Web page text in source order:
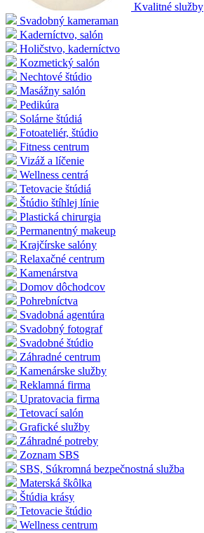
Kvalitné služby
Svadobný kameraman
Kaderníctvo, salón
Holičstvo, kaderníctvo
Kozmetický salón
Nechtové štúdio
Masážny salón
Pedikúra
Solárne štúdiá
Fotoateliér, štúdio
Fitness centrum
Vizáž a líčenie
Wellness centrá
Tetovacie štúdiá
Štúdio štíhlej línie
Plastická chirurgia
Permanentný makeup
Krajčírske salóny
Relaxačné centrum
Kamenárstva
Domov dôchodcov
Pohrebníctva
Svadobná agentúra
Svadobný fotograf
Svadobné štúdio
Záhradné centrum
Kamenárske služby
Reklamná firma
Upratovacia firma
Tetovací salón
Grafické služby
Záhradné potreby
Zoznam SBS
SBS, Súkromná bezpečnostná služba
Materská škôlka
Štúdia krásy
Tetovacie štúdio
Wellness centrum